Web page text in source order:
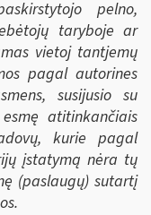
pelno,
taryboje ar
vietoj tantjemų
pagal autorines
susijusio su
atitinkančiais
kurie pagal
įstatymą nėra tų
(paslaugų) sutartį